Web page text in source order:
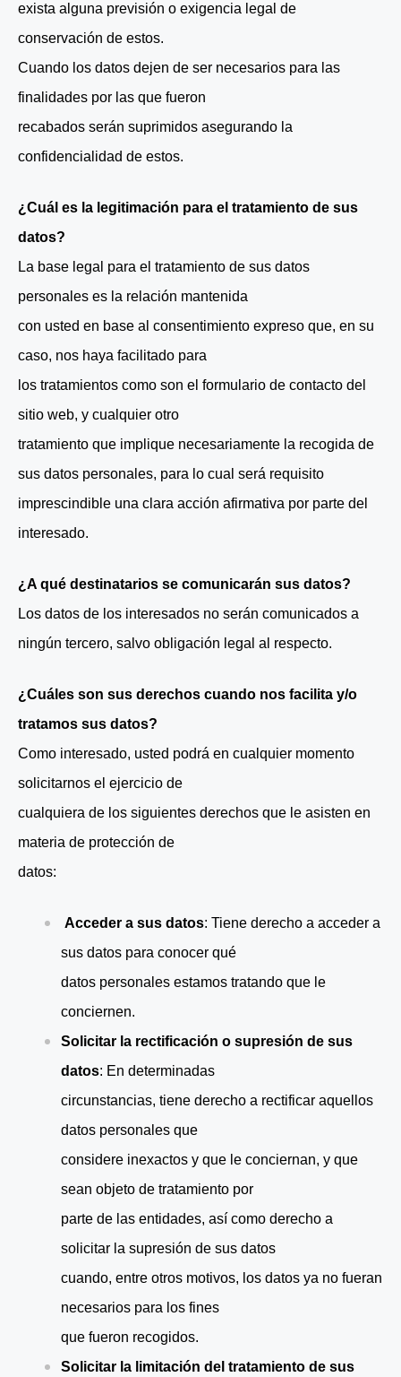
exista alguna previsión o exigencia legal de
conservación de estos.
Cuando los datos dejen de ser necesarios para las
finalidades por las que fueron
recabados serán suprimidos asegurando la
confidencialidad de estos.
¿Cuál es la legitimación para el tratamiento de sus
datos?
La base legal para el tratamiento de sus datos
personales es la relación mantenida
con usted en base al consentimiento expreso que, en su
caso, nos haya facilitado para
los tratamientos como son el formulario de contacto del
sitio web, y cualquier otro
tratamiento que implique necesariamente la recogida de
sus datos personales, para lo cual será requisito
imprescindible una clara acción afirmativa por parte del
interesado.
¿A qué destinatarios se comunicarán sus datos?
Los datos de los interesados no serán comunicados a
ningún tercero, salvo obligación legal al respecto.
¿Cuáles son sus derechos cuando nos facilita y/o
tratamos sus datos?
Como interesado, usted podrá en cualquier momento
solicitarnos el ejercicio de
cualquiera de los siguientes derechos que le asisten en
materia de protección de
datos:
Acceder a sus datos: Tiene derecho a acceder a
sus datos para conocer qué
datos personales estamos tratando que le
conciernen.
Solicitar la rectificación o supresión de sus
datos: En determinadas
circunstancias, tiene derecho a rectificar aquellos
datos personales que
considere inexactos y que le conciernan, y que
sean objeto de tratamiento por
parte de las entidades, así como derecho a
solicitar la supresión de sus datos
cuando, entre otros motivos, los datos ya no fueran
necesarios para los fines
que fueron recogidos.
Solicitar la limitación del tratamiento de sus